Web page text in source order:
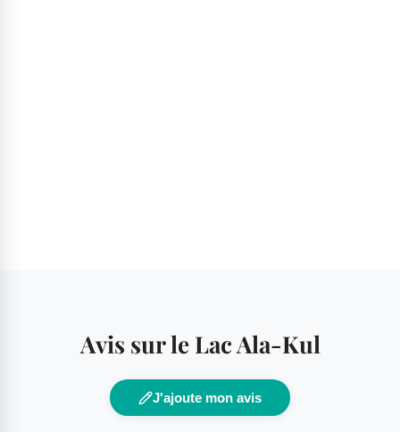
Avis sur le Lac Ala-Kul
J'ajoute mon avis